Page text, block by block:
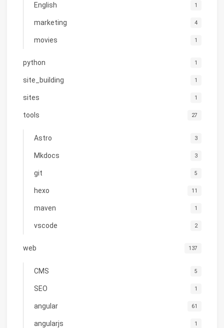
English 1
marketing 4
movies 1
python 1
site_building 1
sites 1
tools 27
Astro 3
Mkdocs 3
git 5
hexo 11
maven 1
vscode 2
web 137
CMS 5
SEO 1
angular 61
angularjs 1